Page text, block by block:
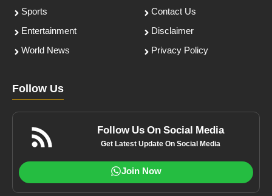
Sports
Entertainment
World News
Contact Us
Disclaimer
Privacy Policy
Follow Us
Follow Us On Social Media
Get Latest Update On Social Media
Join Now